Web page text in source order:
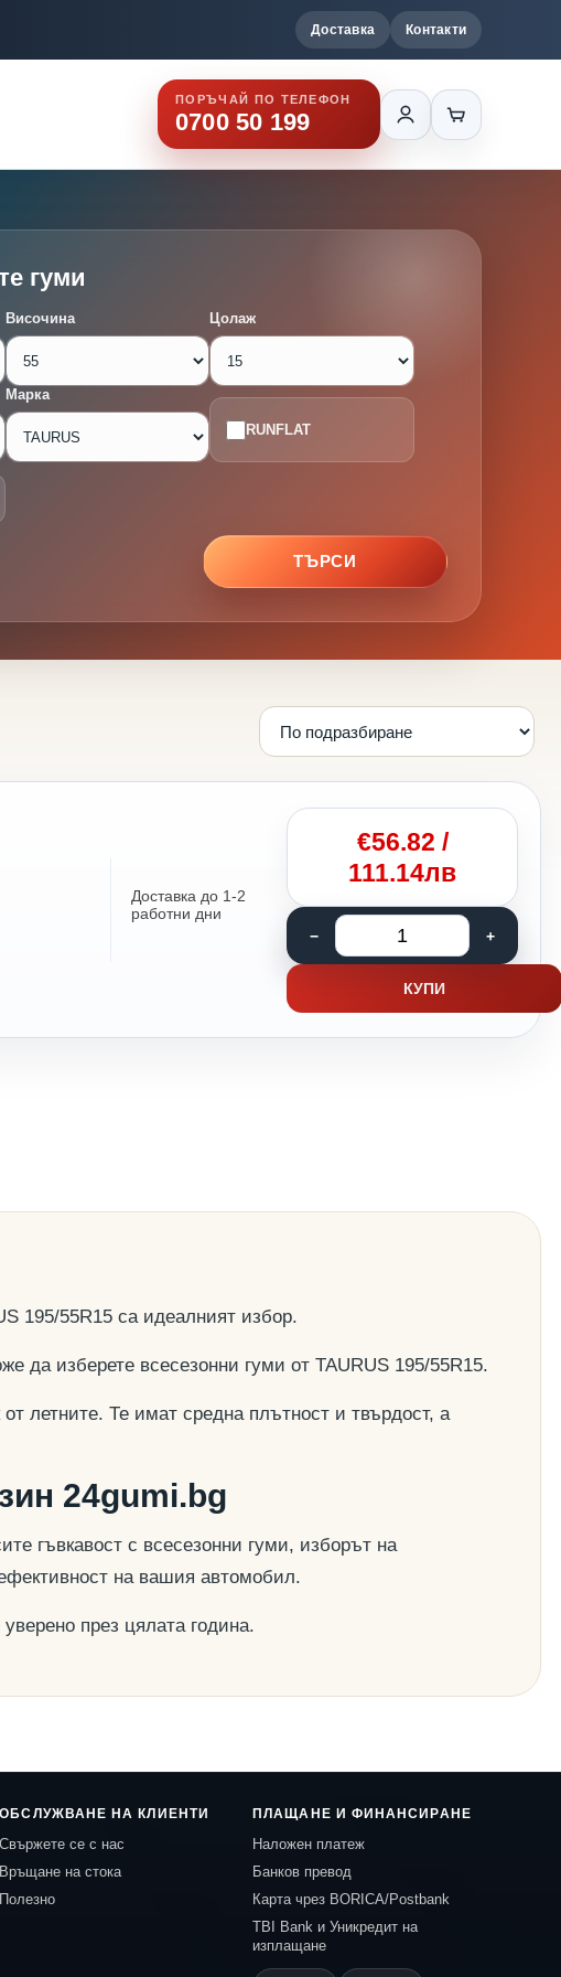
Доставка Контакти
ПОРЪЧАЙ ПО ТЕЛЕФОН
0700 50 199
гуми
Височина Цолаж
Марка
RUNFLAT
ТЪРСИ
Доставка до 1-2
работни дни
€56.82 /
111.14лв
КУПИ
195/55R15 са идеалният избор.
да изберете всесезонни гуми от TAURUS 195/55R15.
летните. Те имат средна плътност и твърдост, а
24gumi.bg
гъвкавост с всесезонни гуми, изборът на
на вашия автомобил.
през цялата година.
ОБСЛУЖВАНЕ НА КЛИЕНТИ
Свържете се с нас
Връщане на стока
Полезно
ПЛАЩАНЕ И ФИНАНСИРАНЕ
Наложен платеж
Банков превод
Карта чрез BORICA/Postbank
TBI Bank и Уникредит на
изплащане